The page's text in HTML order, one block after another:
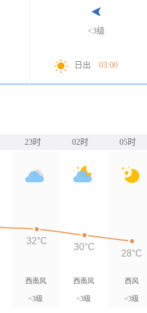
<3级
日出 03:00
23时 02时 05时
西南风
<3级
西南风
<3级
西风
<3级
32°C
30°C
28°C